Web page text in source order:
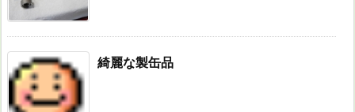
綺麗な製缶品